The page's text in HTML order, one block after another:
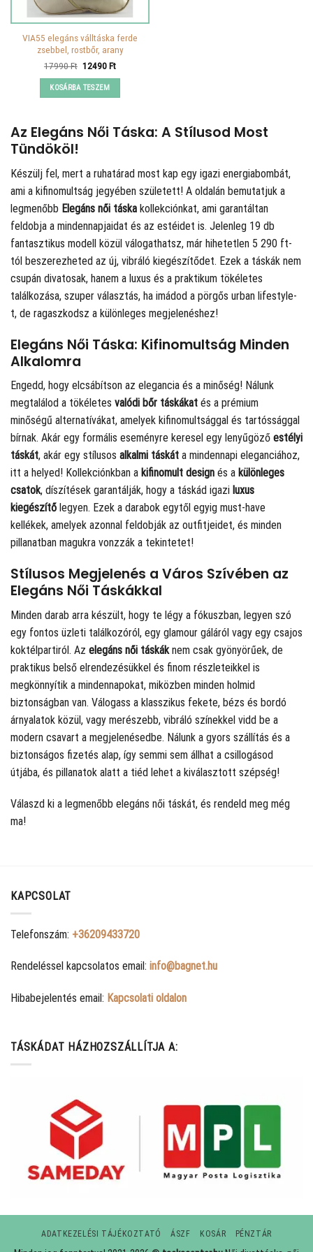
VIA55 elegáns válltáska ferde
zsebbel, rostbőr, arany
17990Ft Original
was:
17990 Ft.
12490FtCurrent
KOSÁRBA TESZEM
Az Elegáns Női Táska: A Stílusod Most
Tündököl!
Készülj fel, mert a ruhatárad most kap egy igazi energiabombát,
ami a kifinomultság jegyében született! A oldalán bemutatjuk a
legmenőbb Elegáns női táska kollekciónkat, ami garantáltan
feldobja a mindennapjaidat és az estéidet is. Jelenleg 19 db
fantasztikus modell közül válogathatsz, már hihetetlen 5 290 ft-
tól beszerezheted az új, vibráló kiegészítődet. Ezek a táskák nem
csupán divatosak, hanem a luxus és a praktikum tökéletes
találkozása, szuper választás, ha imádod a pörgős urban lifestyle-
t, de ragaszkodsz a különleges megjelenéshez!
Elegáns Női Táska: Kifinomultság Minden
Alkalomra
Engedd, hogy elcsábítson az elegancia és a minőség! Nálunk
megtalálod a tökéletes valódi bőr táskákat és a prémium
minőségű alternatívákat, amelyek kifinomultsággal és tartóssággal
bírnak. Akár egy formális eseményre keresel egy lenyűgöző estélyi
táskát, akár egy stílusos alkalmi táskát a mindennapi eleganciához,
itt a helyed! Kollekciónkban a kifinomult design és a különleges
csatok, díszítések garantálják, hogy a táskád igazi luxus
kiegészítő legyen. Ezek a darabok egytől egyig must-have
kellékek, amelyek azonnal feldobják az outfitjeidet, és minden
pillanatban magukra vonzzák a tekintetet!
Stílusos Megjelenés a Város Szívében az
Elegáns Női Táskákkal
Minden darab arra készült, hogy te légy a fókuszban, legyen szó
egy fontos üzleti találkozóról, egy glamour gáláról vagy egy csajos
koktélpartiról. Az elegáns női táskák nem csak gyönyörűek, de
praktikus belső elrendezésükkel és finom részleteikkel is
megkönnyítik a mindennapokat, miközben minden holmid
biztonságban van. Válogass a klasszikus fekete, bézs és bordó
árnyalatok közül, vagy merészebb, vibráló színekkel vidd be a
modern csavart a megjelenésedbe. Nálunk a gyors szállítás és a
biztonságos fizetés alap, így semmi sem állhat a csillogásod
útjába, és pillanatok alatt a tiéd lehet a kiválasztott szépség!
Válaszd ki a legmenőbb elegáns női táskát, és rendeld meg még
ma!
KAPCSOLAT
Telefonszám: +36209433720
Rendeléssel kapcsolatos email: info@bagnet.hu
Hibabejelentés email: Kapcsolati oldalon
TÁSKÁDAT HÁZHOZSZÁLLÍTJA A:
ADATKEZELÉSI TÁJÉKOZTATÓ ÁSZF KOSÁR PÉNZTÁR